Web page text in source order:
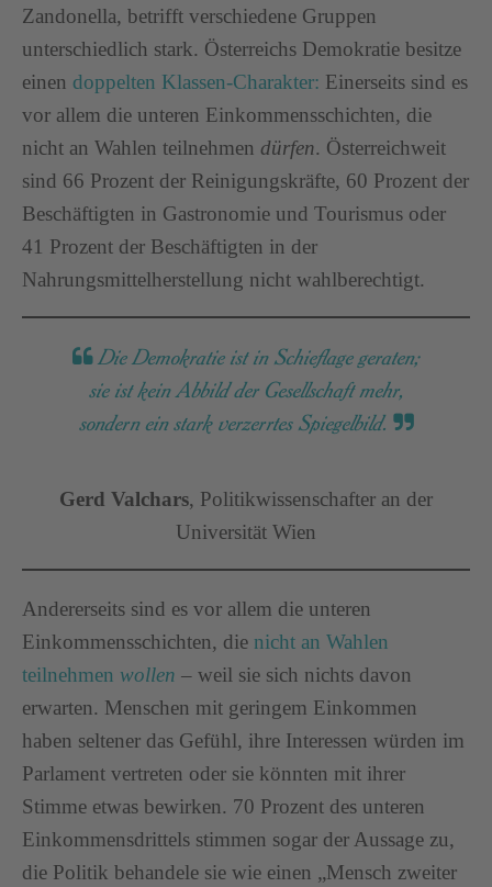
Zandonella, betrifft verschiedene Gruppen
unterschiedlich stark. Österreichs Demokratie besitze
einen doppelten Klassen-Charakter: Einerseits sind es
vor allem die unteren Einkommensschichten, die
nicht an Wahlen teilnehmen dürfen. Österreichweit
sind 66 Prozent der Reinigungskräfte, 60 Prozent der
Beschäftigten in Gastronomie und Tourismus oder
41 Prozent der Beschäftigten in der
Nahrungsmittelherstellung nicht wahlberechtigt.
Die Demokratie ist in Schieflage geraten;
sie ist kein Abbild der Gesellschaft mehr,
sondern ein stark verzerrtes Spiegelbild.
Gerd Valchars, Politikwissenschafter an der
Universität Wien
Andererseits sind es vor allem die unteren
Einkommensschichten, die nicht an Wahlen
teilnehmen wollen – weil sie sich nichts davon
erwarten. Menschen mit geringem Einkommen
haben seltener das Gefühl, ihre Interessen würden im
Parlament vertreten oder sie könnten mit ihrer
Stimme etwas bewirken. 70 Prozent des unteren
Einkommensdrittels stimmen sogar der Aussage zu,
die Politik behandele sie wie einen „Mensch zweiter